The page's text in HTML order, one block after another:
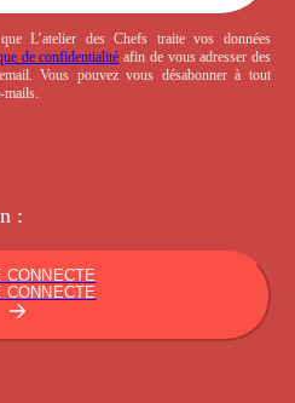
L’atelier des Chefs traite vos données
de confidentialité afin de vous adresser des
Vous pouvez vous désabonner à tout
mails.
:
CONNECTE
CONNECTE